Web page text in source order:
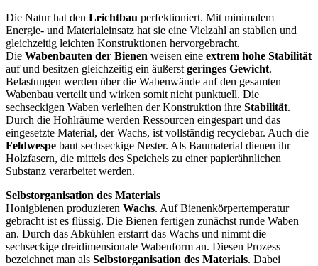
Die Natur hat den Leichtbau perfektioniert. Mit minimalem
Energie- und Materialeinsatz hat sie eine Vielzahl an stabilen und
gleichzeitig leichten Konstruktionen hervorgebracht.
Die Wabenbauten der Bienen weisen eine extrem hohe Stabilität
auf und besitzen gleichzeitig ein äußerst geringes Gewicht.
Belastungen werden über die Wabenwände auf den gesamten
Wabenbau verteilt und wirken somit nicht punktuell. Die
sechseckigen Waben verleihen der Konstruktion ihre Stabilität.
Durch die Hohlräume werden Ressourcen eingespart und das
eingesetzte Material, der Wachs, ist vollständig recyclebar. Auch die
Feldwespe baut sechseckige Nester. Als Baumaterial dienen ihr
Holzfasern, die mittels des Speichels zu einer papierähnlichen
Substanz verarbeitet werden.
Selbstorganisation des Materials
Honigbienen produzieren Wachs. Auf Bienenkörpertemperatur
gebracht ist es flüssig. Die Bienen fertigen zunächst runde Waben
an. Durch das Abkühlen erstarrt das Wachs und nimmt die
sechseckige dreidimensionale Wabenform an. Diesen Prozess
bezeichnet man als Selbstorganisation des Materials. Dabei